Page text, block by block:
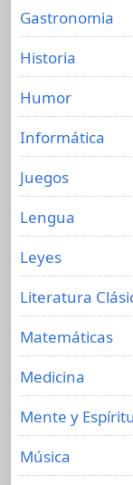
Gastronomia
Historia
Humor
Informática
Juegos
Lengua
Leyes
Literatura
Matemáticas
Medicina
Mente y Espíritu
Música